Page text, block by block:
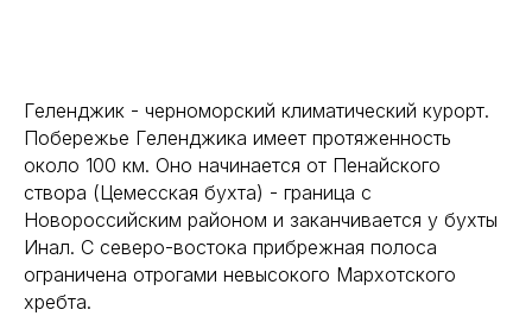
Геленджик - черноморский климатический курорт.
Побережье Геленджика имеет протяженность
около 100 км. Оно начинается от Пенайского
створа (Цемесская бухта) - граница с
Новороссийским районом и заканчивается у бухты
Инал. С северо-востока прибрежная полоса
ограничена отрогами невысокого Мархотского
хребта.